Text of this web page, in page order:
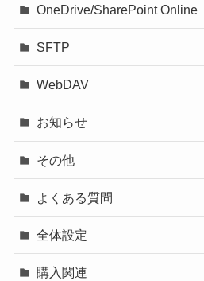
OneDrive/SharePoint Online
SFTP
WebDAV
お知らせ
その他
よくある質問
全体設定
購入関連